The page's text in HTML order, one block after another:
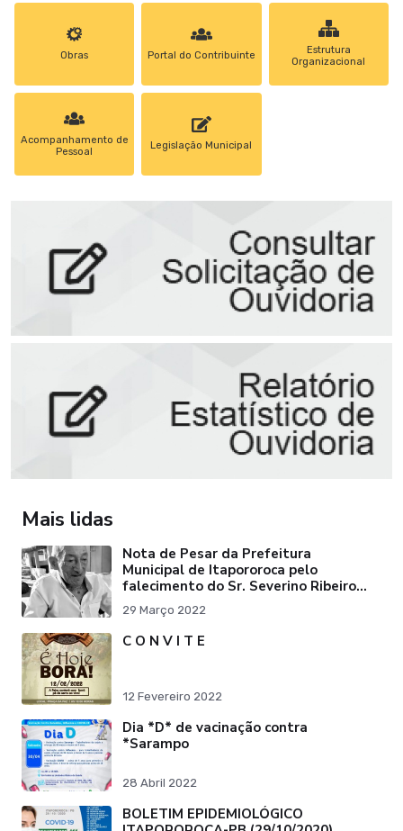
Obras Portal do Contribuinte
Estrutura
Organizacional
Acompanhamento de
Pessoal
Legislação Municipal
Mais lidas
Nota de Pesar da Prefeitura
Municipal de Itapororoca pelo
falecimento do Sr. Severino Ribeiro
da Silva "Pai do Ex-Prefei
29 Março 2022
C O N V I T E
12 Fevereiro 2022
Dia *D* de vacinação contra
*Sarampo
28 Abril 2022
BOLETIM EPIDEMIOLÓGICO